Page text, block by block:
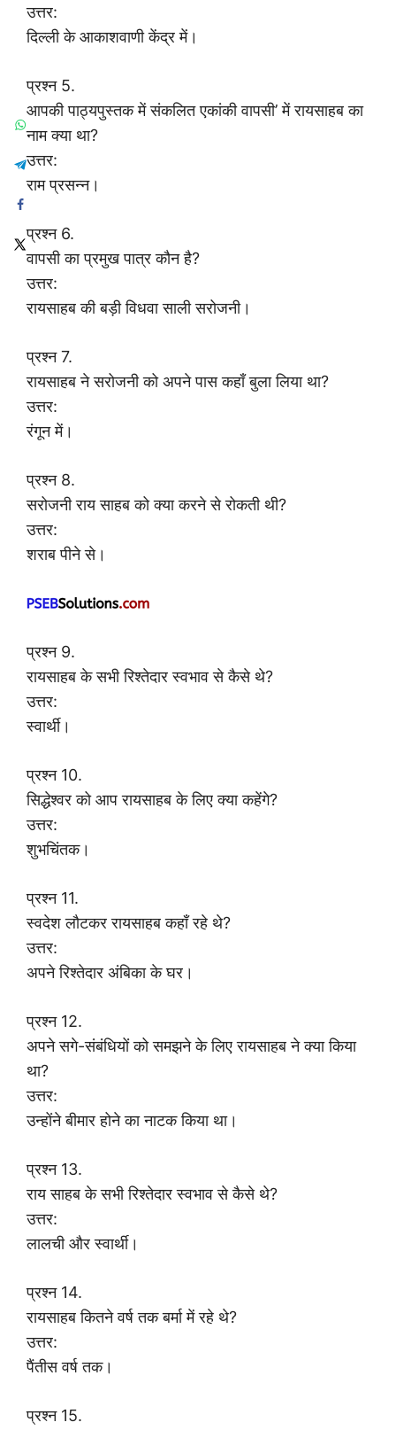
उत्तर:
दिल्ली के आकाशवाणी केंद्र में।
प्रश्न 5.
आपकी पाठ्यपुस्तक में संकलित एकांकी वापसी’ में रायसाहब का
नाम क्या था?
उत्तर:
राम प्रसन्न।
प्रश्न 6.
वापसी का प्रमुख पात्र कौन है?
उत्तर:
रायसाहब की बड़ी विधवा साली सरोजनी।
प्रश्न 7.
रायसाहब ने सरोजनी को अपने पास कहाँ बुला लिया था?
उत्तर:
रंगून में।
प्रश्न 8.
सरोजनी राय साहब को क्या करने से रोकती थी?
उत्तर:
शराब पीने से।
प्रश्न 9.
रायसाहब के सभी रिश्तेदार स्वभाव से कैसे थे?
उत्तर:
स्वार्थी।
प्रश्न 10.
सिद्धेश्वर को आप रायसाहब के लिए क्या कहेंगे?
उत्तर:
शुभचिंतक।
प्रश्न 11.
स्वदेश लौटकर रायसाहब कहाँ रहे थे?
उत्तर:
अपने रिश्तेदार अंबिका के घर।
प्रश्न 12.
अपने सगे-संबंधियों को समझने के लिए रायसाहब ने क्या किया
था?
उत्तर:
उन्होंने बीमार होने का नाटक किया था।
प्रश्न 13.
राय साहब के सभी रिश्तेदार स्वभाव से कैसे थे?
उत्तर:
लालची और स्वार्थी।
प्रश्न 14.
रायसाहब कितने वर्ष तक बर्मा में रहे थे?
उत्तर:
पैंतीस वर्ष तक।
प्रश्न 15.